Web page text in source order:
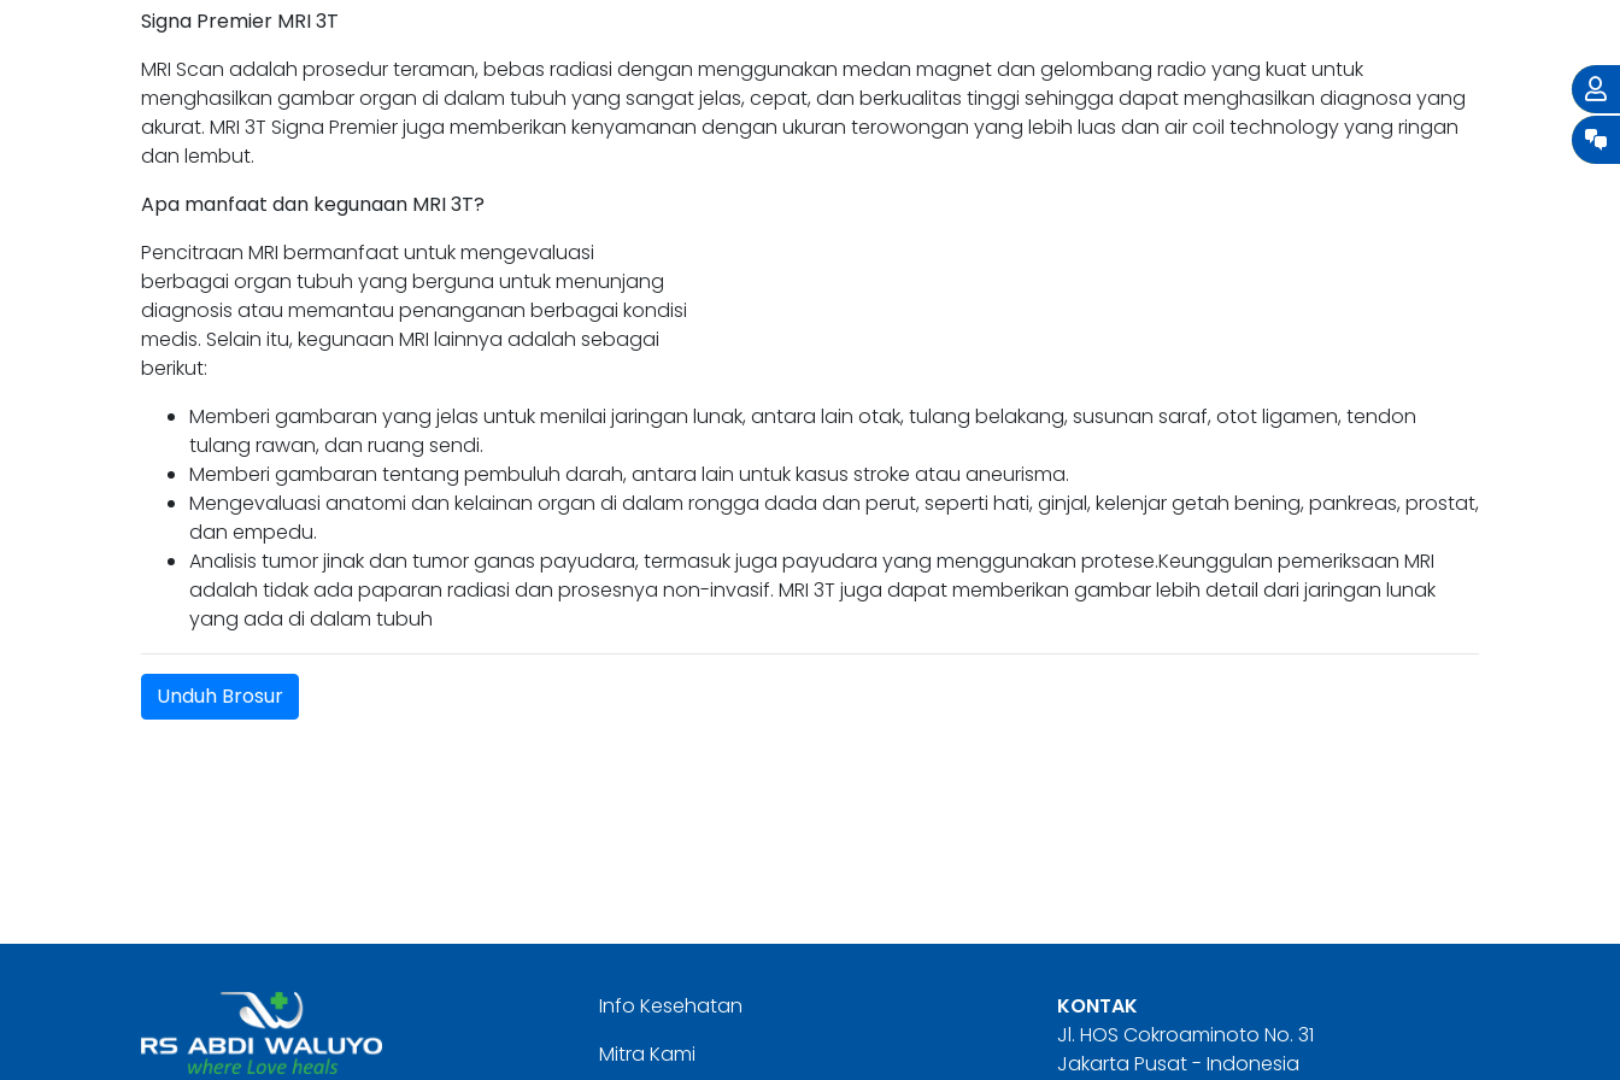
Signa Premier MRI 3T
MRI Scan adalah prosedur teraman, bebas radiasi dengan menggunakan medan magnet dan gelombang radio yang kuat untuk
menghasilkan gambar organ di dalam tubuh yang sangat jelas, cepat, dan berkualitas tinggi sehingga dapat menghasilkan diagnosa yang
akurat. MRI 3T Signa Premier juga memberikan kenyamanan dengan ukuran terowongan yang lebih luas dan air coil technology yang ringan
dan lembut.
Apa manfaat dan kegunaan MRI 3T?
Pencitraan MRI bermanfaat untuk mengevaluasi
berbagai organ tubuh yang berguna untuk menunjang
diagnosis atau memantau penanganan berbagai kondisi
medis. Selain itu, kegunaan MRI lainnya adalah sebagai
berikut:
Memberi gambaran yang jelas untuk menilai jaringan lunak, antara lain otak, tulang belakang, susunan saraf, otot ligamen, tendon
tulang rawan, dan ruang sendi.
Memberi gambaran tentang pembuluh darah, antara lain untuk kasus stroke atau aneurisma.
Mengevaluasi anatomi dan kelainan organ di dalam rongga dada dan perut, seperti hati, ginjal, kelenjar getah bening, pankreas, prostat,
dan empedu.
Analisis tumor jinak dan tumor ganas payudara, termasuk juga payudara yang menggunakan protese.Keunggulan pemeriksaan MRI
adalah tidak ada paparan radiasi dan prosesnya non-invasif. MRI 3T juga dapat memberikan gambar lebih detail dari jaringan lunak
yang ada di dalam tubuh
Unduh Brosur
Info Kesehatan
Mitra Kami
KONTAK
Jl. HOS Cokroaminoto No. 31
Jakarta Pusat - Indonesia